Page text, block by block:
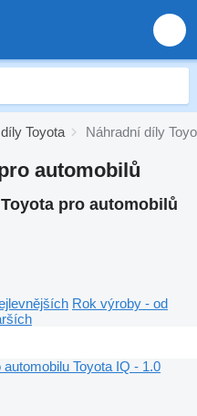
Toyota Náhradní díly
automobilů
pro automobilů
Rok výroby - od